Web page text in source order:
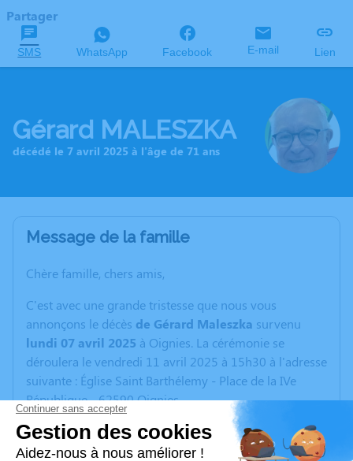
Partager
SMS WhatsApp Facebook E-mail Lien
Gérard MALESZKA
décédé le 7 avril 2025 à l'âge de 71 ans
Message de la famille
Chère famille, chers amis,
C'est avec une grande tristesse que nous vous
annonçons le décès de Gérard Maleszka survenu
lundi 07 avril 2025 à Oignies. La cérémonie se
déroulera le vendredi 11 avril 2025 à 15h30 à l'adresse
suivante : Église Saint Barthélemy - Place de la IVe
République - 62590 Oignies.
Cet espace privé est destiné à recueillir vos
condoléances ou le souvenir d’un moment passé.